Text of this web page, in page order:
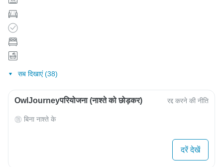
सब दिखाएं (38)
OwlJourneyपरियोजना (नाश्ते को छोड़कर) रद्द करने की नीति
बिना नाश्ते के
दरें देखें